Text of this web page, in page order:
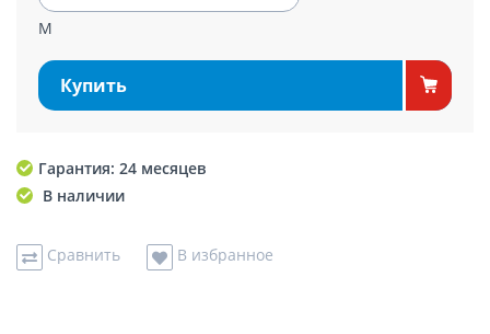
M
Купить
Гарантия: 24 месяцев
В наличии
Сравнить В избранное